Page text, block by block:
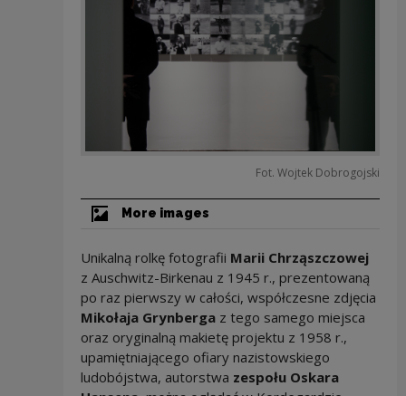
Fot. Wojtek Dobrogojski
More images
Unikalną rolkę fotografii Marii Chrząszczowej
z Auschwitz-Birkenau z 1945 r., prezentowaną
po raz pierwszy w całości, współczesne zdjęcia
Mikołaja Grynbergaz tego samego miejsca
oraz oryginalną makietę projektu z 1958 r.,
upamiętniającego ofiary nazistowskiego
ludobójstwa, autorstwa zespołu Oskara